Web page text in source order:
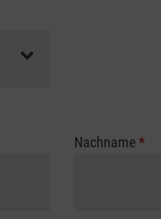
Nachname*